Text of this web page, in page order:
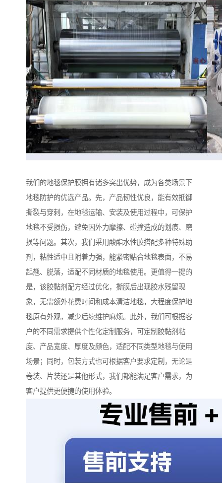
我们的地毯保护膜拥有诸多突出优势，成为各类场景下
地毯防护的优选产品。先，产品韧性优良，能有效抵御
撕裂与穿刺，在地毯运输、安装及使用过程中，可保护
地毯不受损伤，避免因外力摩擦、碰撞造成的划痕、磨
损等问题。其次，我们采用酸酯水性胶搭配多种特殊助
剂，粘性适中且附着力强，能紧密贴合地毯表面，不易
起翘、脱落，适配不同材质的地毯使用。更值得一提的
是，该胶黏剂配方经过优化，撕膜后出现胶水残留现
象，无需额外花费时间和成本清洁地毯，大程度保护地
毯原有外观，减少后续维护麻烦。此外，我们可根据客
户的不同需求提供个性化定制服务，可定制胶黏剂粘
度、产品宽度、厚度及颜色，适配不同类型地毯与使用
场景；同时，包装方式也可根据客户要求定制，无论是
卷装、片装还是其他形式，我们都能满足客户需求，为
客户提供更便捷的使用体验。